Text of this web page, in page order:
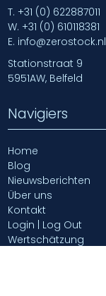
T. +31 (0) 622887011
W. +31 (0) 610118381
E. info@zerostock.nl
Stationstraat 9
5951AW, Belfeld
Navigiers
Home
Blog
Nieuwsberichten
Über uns
Kontakt
Login | Log Out
Wertschätzung